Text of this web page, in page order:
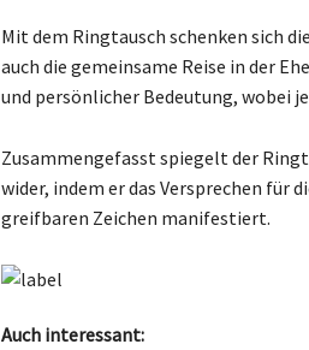
Mit dem Ringtausch schenken sich
auch die gemeinsame Reise in der
und persönlicher Bedeutung, wobei
Zusammengefasst spiegelt der
wider, indem er das Versprechen für
greifbaren Zeichen manifestiert.
Auch interessant: